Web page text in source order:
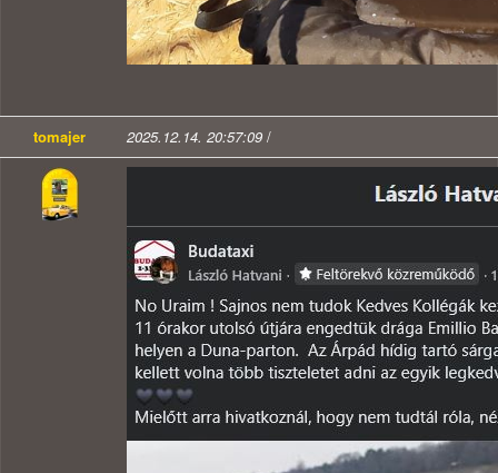
tomajer 2025.12.14. 20:57:09 /